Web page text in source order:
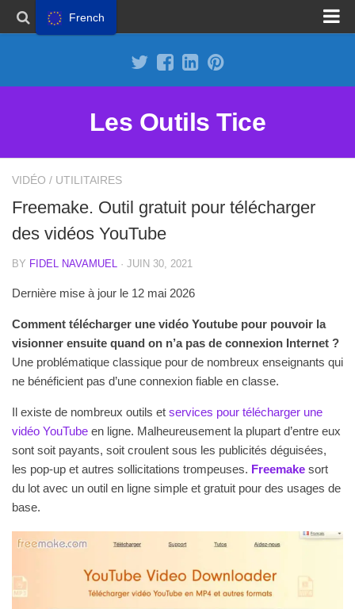
Les Outils Tice
VIDÉO / UTILITAIRES
Freemake. Outil gratuit pour télécharger
des vidéos YouTube
BY FIDEL NAVAMUEL · JUIN 30, 2021
Dernière mise à jour le 12 mai 2026
Comment télécharger une vidéo Youtube pour pouvoir la
visionner ensuite quand on n’a pas de connexion Internet ?
Une problématique classique pour de nombreux enseignants qui
ne bénéficient pas d’une connexion fiable en classe.
Il existe de nombreux outils et services pour télécharger une
vidéo YouTube en ligne. Malheureusement la plupart d’entre eux
sont soit payants, soit croulent sous les publicités déguisées,
les pop-up et autres sollicitations trompeuses. Freemake sort
du lot avec un outil en ligne simple et gratuit pour des usages de
base.
French